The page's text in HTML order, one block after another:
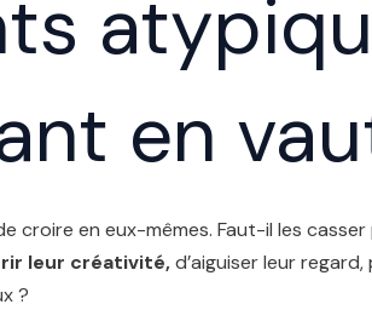
en
croire en eux-mêmes. Faut-il les
leur créativité,d’aiguiser leur
?